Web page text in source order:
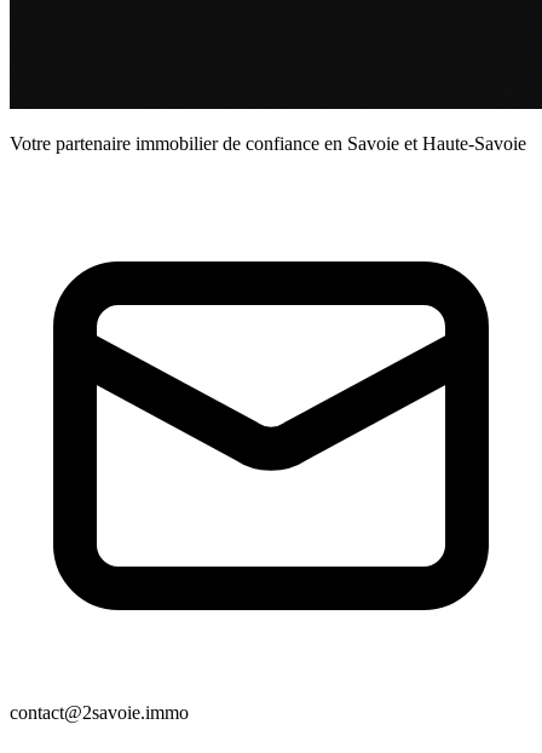
Votre partenaire immobilier de confiance en Savoie et Haute-Savoie
contact@2savoie.immo